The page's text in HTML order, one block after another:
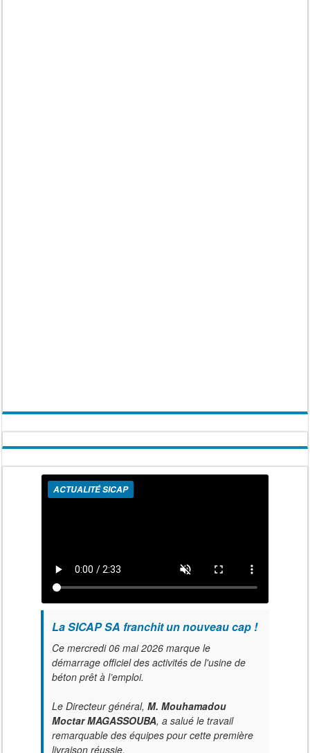
ACTUALITÉ SICAP
La SICAP SA franchit un nouveau cap !
Ce mercredi 06 mai 2026 marque le
démarrage officiel des activités de l'usine de
béton prêt à l’emploi.
Le Directeur général, M. Mouhamadou
Moctar MAGASSOUBA, a salué le travail
remarquable des équipes pour cette première
livraison réussie.